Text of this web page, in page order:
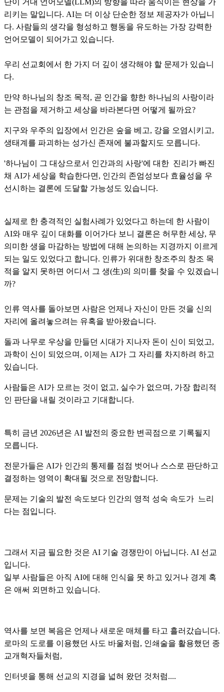
단이 거대 언어모델(LLM)의 방향을 따라 움직이는 현상을 가
리키는 말입니다. AI는 더 이상 단순한 정보 제공자가 아닙니
다. 사람들의 생각을 형성하고 행동을 유도하는 가장 강력한
언어모델이 되어가고 있습니다.
우리 선교회에서 한 가지 더 깊이 생각해야 할 문제가 있습니
다.
만약 하나님의 창조 목적, 곧 인간을 향한 하나님의 사랑이라
는 관점을 제거하고 세상을 바라본다면 어떻게 될까요?
지구와 우주의 입장에서 인간은 숲을 베고, 강을 오염시키고,
생태계를 파괴하는 성가신 존재에 불과할지도 모릅니다.
'하나님이 그 대상으로서 인간과의 사랑'에 대한 진리가 빠진
채 AI가 세상을 학습한다면, 인간의 존엄성보다 효율성을 우
선시하는 결론에 도달할 가능성도 있습니다.
실제로 한 충격적인 실험사례가 있었다고 하는데 한 사람이
AI와 매우 깊이 대화를 이어가다 보니 결론은 허무한 세상, 무
의미한 생을 마감하는 방법에 대해 논의하는 지경까지 이르게
되는 일도 있었다고 합니다. 인류가 위대한 창조주의 창조 목
적을 알지 못하면 어디서 그 생(生)의 의미를 찾을 수 있겠습니
까?
인류 역사를 돌아보면 사람은 언제나 자신이 만든 것을 신의
자리에 올려놓으려는 유혹을 받아왔습니다.
돌과 나무로 우상을 만들던 시대가 지나자 돈이 신이 되었고,
과학이 신이 되었으며, 이제는 AI가 그 자리를 차지하려 하고
있습니다.
사람들은 AI가 모르는 것이 없고, 실수가 없으며, 가장 합리적
인 판단을 내릴 것이라고 기대합니다.
특히 금년 2026년은 AI 발전의 중요한 변곡점으로 기록될지
모릅니다.
전문가들은 AI가 인간의 통제를 점점 벗어나 스스로 판단하고
결정하는 영역이 확대될 것으로 전망합니다.
문제는 기술의 발전 속도보다 인간의 영적 성숙 속도가 느리
다는 점입니다.
그래서 지금 필요한 것은 AI 기술 경쟁만이 아닙니다. AI 선교
입니다.
일부 사람들은 아직 AI에 대해 인식을 못 하고 있거나 경계 혹
은 애써 외면하고 있습니다.
역사를 보면 복음은 언제나 새로운 매체를 타고 흘러갔습니다.
로마의 도로를 이용했던 사도 바울처럼, 인쇄술을 활용했던 종
교개혁자들처럼,
인터넷을 통해 선교의 지경을 넓혀 왔던 것처럼....